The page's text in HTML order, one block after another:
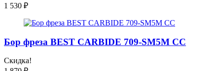
1 530 ₽
Бор фреза BEST CARBIDE 709-SM5M CC
Скидка!